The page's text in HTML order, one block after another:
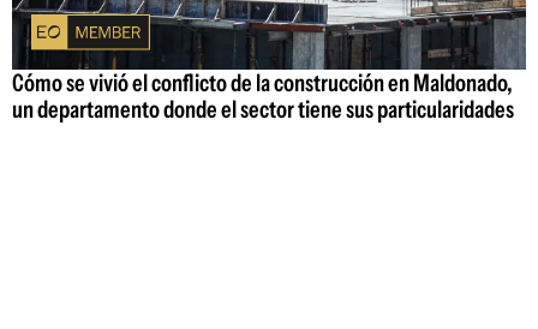
Cómo se vivió el conflicto de la construcción en Maldonado,
un departamento donde el sector tiene sus particularidades